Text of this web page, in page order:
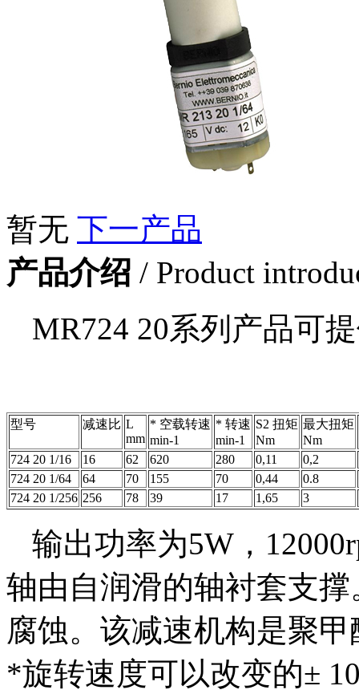
暂无 下一产品
产品介绍 / Product
MR724 20系列产品可
型号 减速比 L
mm
* 空载转速
min-1
* 转速
min-1
S2 扭矩
Nm
最大扭矩
Nm
724 20 1/16
16 62 620 280 0,11
0,2
724 20 1/64
64 70 155 70 0,44
0.8
724 20 1/256 256 78 39 17 1,65 3
输出功率为5W，
轴由自润滑的轴衬套支
腐蚀。该减速机构是聚
*旋转速度可以改变的±